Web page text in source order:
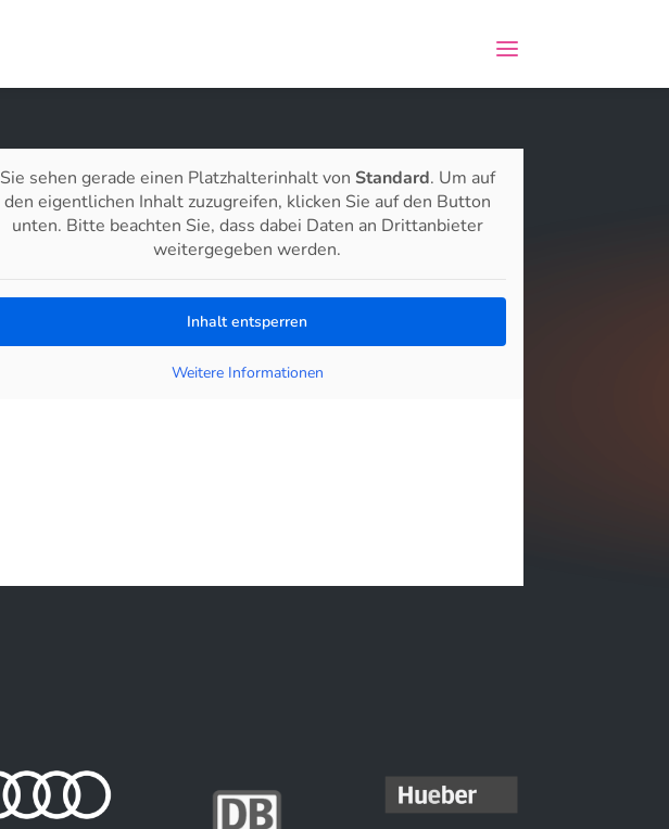
Sie sehen gerade einen Platzhalterinhalt von Standard. Um auf
den eigentlichen Inhalt zuzugreifen, klicken Sie auf den Button
unten. Bitte beachten Sie, dass dabei Daten an Drittanbieter
weitergegeben werden.
Inhalt entsperren
Weitere Informationen